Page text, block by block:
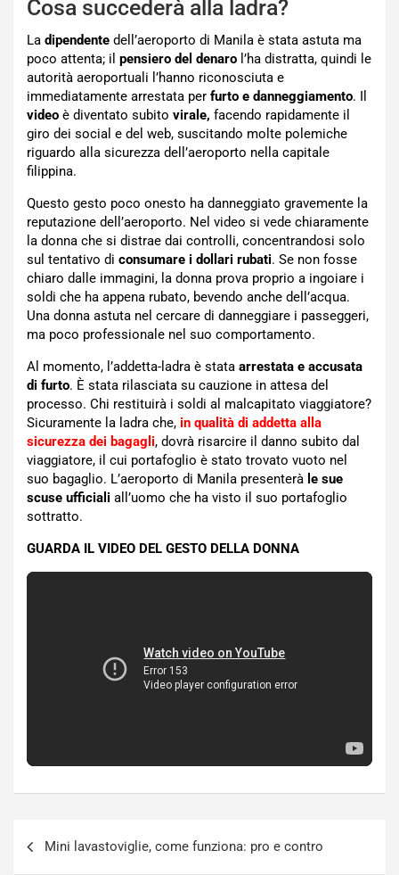
Cosa succederà alla ladra?
La dipendente dell’aeroporto di Manila è stata astuta ma
poco attenta; il pensiero del denaro l’ha distratta, quindi le
autorità aeroportuali l’hanno riconosciuta e
immediatamente arrestata per furto e danneggiamento. Il
video è diventato subito virale, facendo rapidamente il
giro dei social e del web, suscitando molte polemiche
riguardo alla sicurezza dell’aeroporto nella capitale
filippina.
Questo gesto poco onesto ha danneggiato gravemente la
reputazione dell’aeroporto. Nel video si vede chiaramente
la donna che si distrae dai controlli, concentrandosi solo
sul tentativo di consumare i dollari rubati. Se non fosse
chiaro dalle immagini, la donna prova proprio a ingoiare i
soldi che ha appena rubato, bevendo anche dell’acqua.
Una donna astuta nel cercare di danneggiare i passeggeri,
ma poco professionale nel suo comportamento.
Al momento, l’addetta-ladra è stata arrestata e accusata
di furto. È stata rilasciata su cauzione in attesa del
processo. Chi restituirà i soldi al malcapitato viaggiatore?
Sicuramente la ladra che, in qualità di addetta alla
sicurezza dei bagagli, dovrà risarcire il danno subito dal
viaggiatore, il cui portafoglio è stato trovato vuoto nel
suo bagaglio. L’aeroporto di Manila presenterà le sue
scuse ufficiali all’uomo che ha visto il suo portafoglio
sottratto.
GUARDA IL VIDEO DEL GESTO DELLA DONNA
Mini lavastoviglie, come funziona: pro e contro